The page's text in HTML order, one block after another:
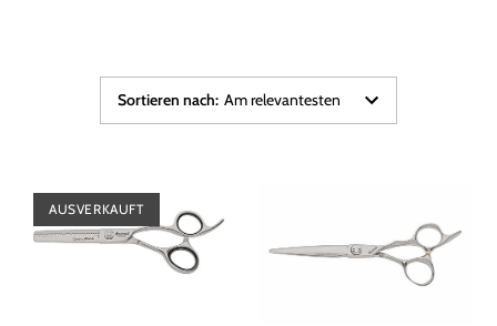
Sortieren nach: Am relevantesten
AUSVERKAUFT